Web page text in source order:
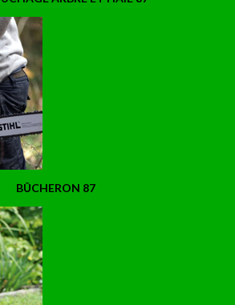
BÛCHERON 87